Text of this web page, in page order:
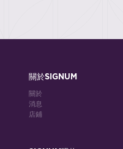
關於SIGNUM
關於
消息
店鋪